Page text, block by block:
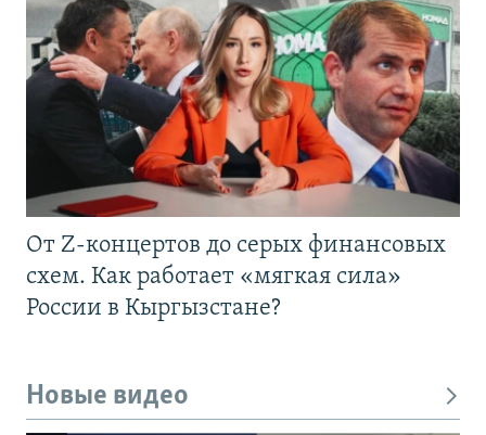
От Z-концертов до серых финансовых
схем. Как работает «мягкая сила»
России в Кыргызстане?
Новые видео